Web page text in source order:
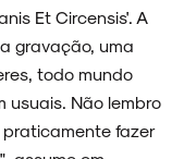
Et Circensis'. A
gravação, uma
todo mundo
usuais. Não lembro
fazer